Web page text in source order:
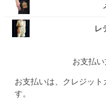
レ
お支払
お支払いは、クレジット
す。